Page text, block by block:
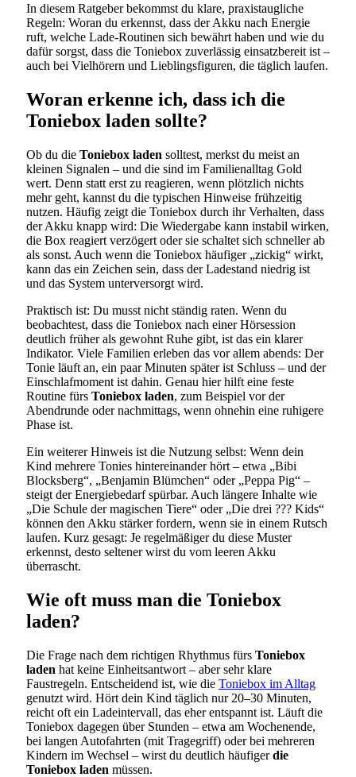
In diesem Ratgeber bekommst du klare, praxistaugliche
Regeln: Woran du erkennst, dass der Akku nach Energie
ruft, welche Lade-Routinen sich bewährt haben und wie du
dafür sorgst, dass die Toniebox zuverlässig einsatzbereit ist –
auch bei Vielhörern und Lieblingsfiguren, die täglich laufen.
Woran erkenne ich, dass ich die
Toniebox laden sollte?
Ob du die Toniebox laden solltest, merkst du meist an
kleinen Signalen – und die sind im Familienalltag Gold
wert. Denn statt erst zu reagieren, wenn plötzlich nichts
mehr geht, kannst du die typischen Hinweise frühzeitig
nutzen. Häufig zeigt die Toniebox durch ihr Verhalten, dass
der Akku knapp wird: Die Wiedergabe kann instabil wirken,
die Box reagiert verzögert oder sie schaltet sich schneller ab
als sonst. Auch wenn die Toniebox häufiger „zickig“ wirkt,
kann das ein Zeichen sein, dass der Ladestand niedrig ist
und das System unterversorgt wird.
Praktisch ist: Du musst nicht ständig raten. Wenn du
beobachtest, dass die Toniebox nach einer Hörsession
deutlich früher als gewohnt Ruhe gibt, ist das ein klarer
Indikator. Viele Familien erleben das vor allem abends: Der
Tonie läuft an, ein paar Minuten später ist Schluss – und der
Einschlafmoment ist dahin. Genau hier hilft eine feste
Routine fürs Toniebox laden, zum Beispiel vor der
Abendrunde oder nachmittags, wenn ohnehin eine ruhigere
Phase ist.
Ein weiterer Hinweis ist die Nutzung selbst: Wenn dein
Kind mehrere Tonies hintereinander hört – etwa „Bibi
Blocksberg“, „Benjamin Blümchen“ oder „Peppa Pig“ –
steigt der Energiebedarf spürbar. Auch längere Inhalte wie
„Die Schule der magischen Tiere“ oder „Die drei ??? Kids“
können den Akku stärker fordern, wenn sie in einem Rutsch
laufen. Kurz gesagt: Je regelmäßiger du diese Muster
erkennst, desto seltener wirst du vom leeren Akku
überrascht.
Wie oft muss man die Toniebox
laden?
Die Frage nach dem richtigen Rhythmus fürs Toniebox
laden hat keine Einheitsantwort – aber sehr klare
Faustregeln. Entscheidend ist, wie die Toniebox im Alltag
genutzt wird. Hört dein Kind täglich nur 20–30 Minuten,
reicht oft ein Ladeintervall, das eher entspannt ist. Läuft die
Toniebox dagegen über Stunden – etwa am Wochenende,
bei langen Autofahrten (mit Tragegriff) oder bei mehreren
Kindern im Wechsel – wirst du deutlich häufigerdie
Toniebox laden müssen.